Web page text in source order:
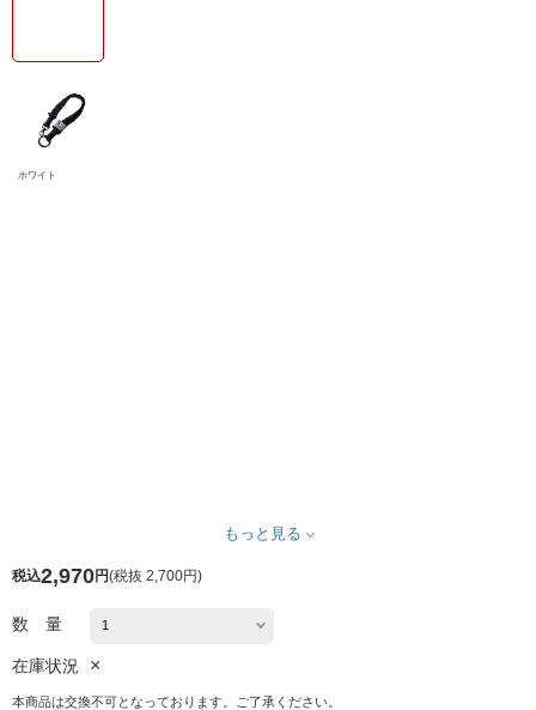
ホワイト
もっと見る
税込2,970円(税抜 2,700円)
数 量
在庫状況 ×
本商品は交換不可となっております。ご了承ください。